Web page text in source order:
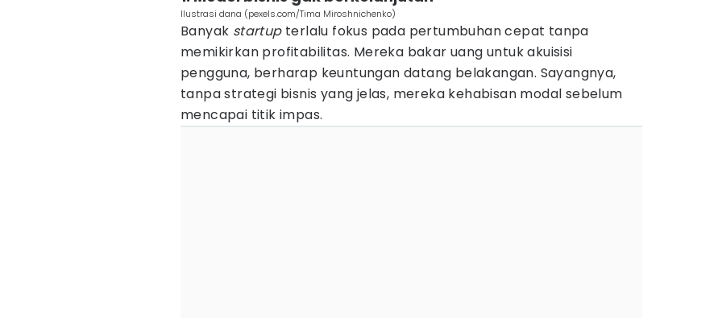
Ilustrasi dana (pexels.com/Tima Miroshnichenko)
Banyak startupterlalu fokus pada pertumbuhan cepat tanpa
memikirkan profitabilitas. Mereka bakar uang untuk akuisisi
pengguna, berharap keuntungan datang belakangan. Sayangnya,
tanpa strategi bisnis yang jelas, mereka kehabisan modal sebelum
mencapai titik impas.